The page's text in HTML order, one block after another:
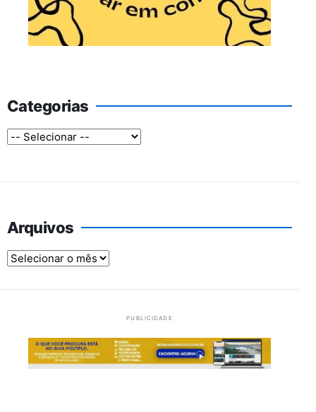
Categorias
Arquivos
Arquivos
PUBLICIDADE